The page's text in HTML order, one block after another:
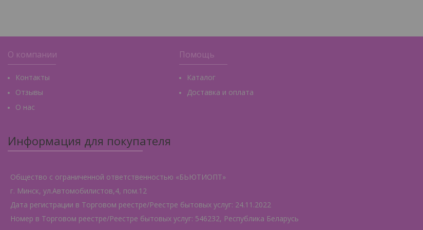
О компании
Контакты
Отзывы
О нас
Помощь
Каталог
Доставка и оплата
Информация для покупателя
Общество с ограниченной ответственностью «БЬЮТИОПТ»
г. Минск, ул.Автомобилистов,4, пом.12
Дата регистрации в Торговом реестре/Реестре бытовых услуг: 24.11.2022
Номер в Торговом реестре/Реестре бытовых услуг: 546232, Республика Беларусь